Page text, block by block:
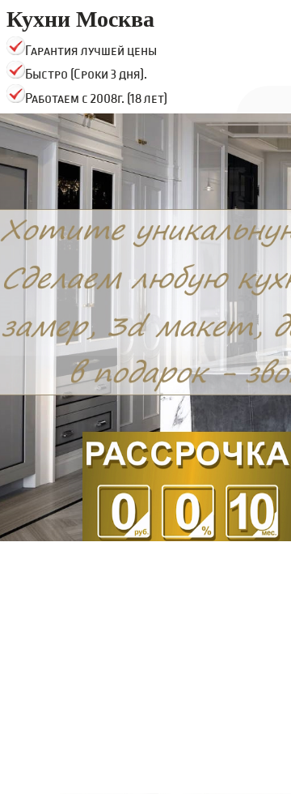
Кухни Москва
Гарантия лучшей цены
Быстро (Сроки 3 дня).
Работаем с 2008г. (18 лет)